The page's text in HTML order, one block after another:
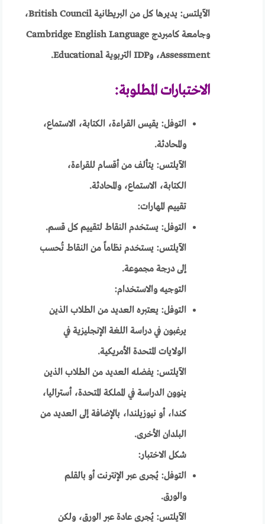
الآيلتس: يديرها كل من البريطانية British Council،
وجامعة كامبردج Cambridge English Language
Assessment، وIDP التربوية Educational.
الاختبارات المطلوبة:
التوفل: يقيس القراءة، الكتابة، الاستماع،
والمحادثة.
الآيلتس: يتألف من أقسام للقراءة،
الكتابة، الاستماع، والمحادثة.
تقييم المهارات:
التوفل: يستخدم النقاط لتقييم كل قسم.
الآيلتس: يستخدم نظاماً من النقاط تُحسب
إلى درجة مجموعة.
التوجيه والاستخدام:
التوفل: يعتبره العديد من الطلاب الذين
يرغبون في دراسة اللغة الإنجليزية في
الولايات المتحدة الأمريكية.
الآيلتس: يفضله العديد من الطلاب الذين
ينوون الدراسة في المملكة المتحدة، أستراليا،
كندا، أو نيوزيلندا، بالإضافة إلى العديد من
البلدان الأخرى.
شكل الاختبار:
التوفل: يُجرى عبر الإنترنت أو بالقلم
والورق.
الآيلتس: يُجرى عادة عبر الورق، ولكن